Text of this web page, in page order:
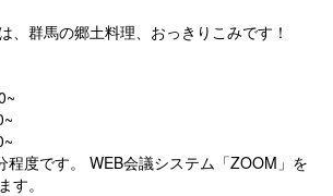
、群馬の郷土料理、おっきりこみです！
程度です。 WEB会議システム「ZOOM」を
す。